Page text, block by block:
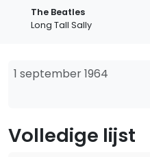
The Beatles
Long Tall Sally
1 september 1964
Volledige lijst